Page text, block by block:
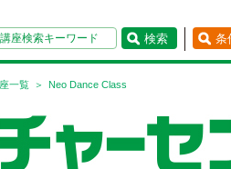
検索 条
一覧 Neo Dance Class